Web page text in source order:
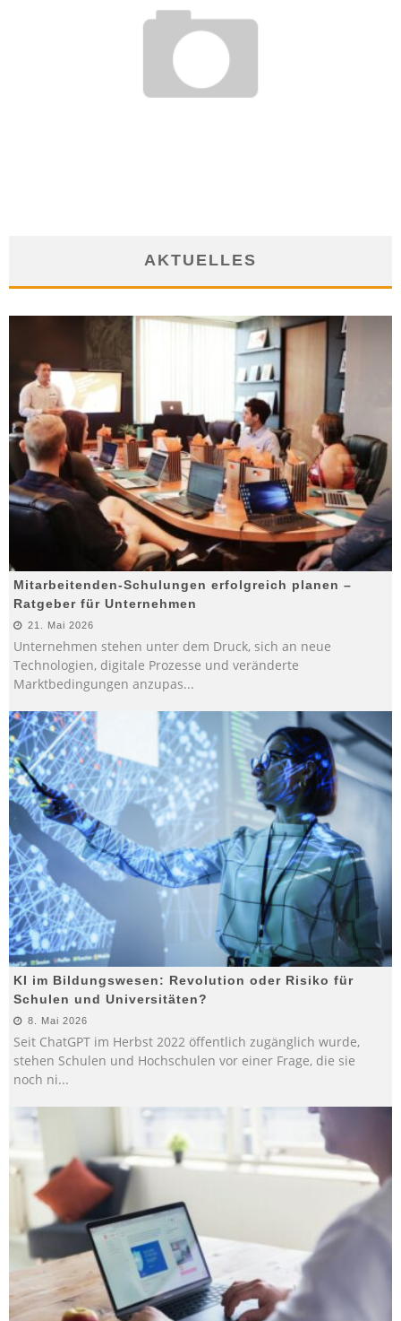
AKTUELLES
Mitarbeitenden-Schulungen erfolgreich planen –
Ratgeber für Unternehmen
21. Mai 2026
Unternehmen stehen unter dem Druck, sich an neue
Technologien, digitale Prozesse und veränderte
Marktbedingungen anzupas...
KI im Bildungswesen: Revolution oder Risiko für
Schulen und Universitäten?
8. Mai 2026
Seit ChatGPT im Herbst 2022 öffentlich zugänglich wurde,
stehen Schulen und Hochschulen vor einer Frage, die sie
noch ni...